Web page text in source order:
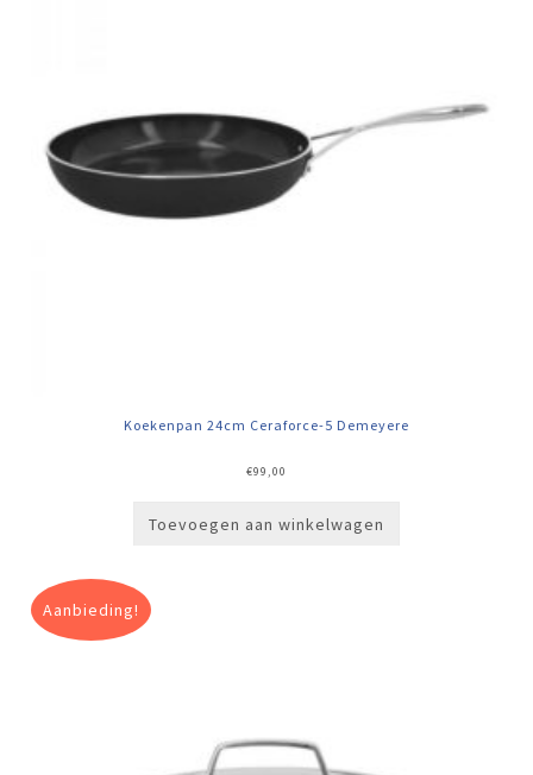
Koekenpan 24cm Ceraforce-5 Demeyere
€99,00
Toevoegen aan winkelwagen
Aanbieding!